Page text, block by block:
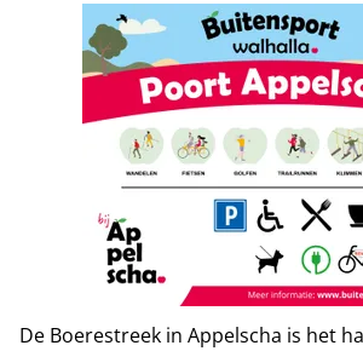
De Boerestreek in Appelscha is het